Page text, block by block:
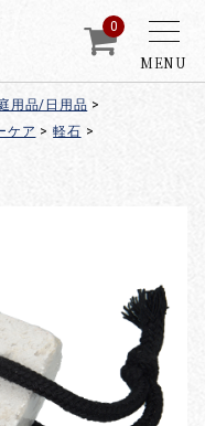
MENU
0
用品/日用品 >
ケア > 軽石 >